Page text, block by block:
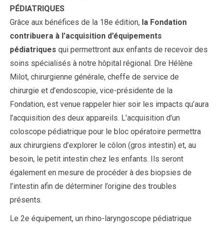
PÉDIATRIQUES
Grâce aux bénéfices de la 18e édition, la Fondation
contribuera à l’acquisition d’équipements
pédiatriques qui permettront aux enfants de recevoir des
soins spécialisés à notre hôpital régional. Dre Hélène
Milot, chirurgienne générale, cheffe de service de
chirurgie et d’endoscopie, vice-présidente de la
Fondation, est venue rappeler hier soir les impacts qu’aura
l’acquisition des deux appareils. L’acquisition d’un
coloscope pédiatrique pour le bloc opératoire permettra
aux chirurgiens d’explorer le côlon (gros intestin) et, au
besoin, le petit intestin chez les enfants. Ils seront
également en mesure de procéder à des biopsies de
l’intestin afin de déterminer l’origine des troubles
présents.
Le 2e équipement, un rhino-laryngoscope pédiatrique